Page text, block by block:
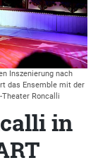
Inszenierung nach
das Ensemble mit der
Roncalli
in